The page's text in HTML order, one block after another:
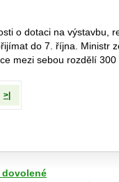
o dotaci na výstavbu,
do 7. října. Ministr
mezi sebou rozdělí 300
>|
dovolené